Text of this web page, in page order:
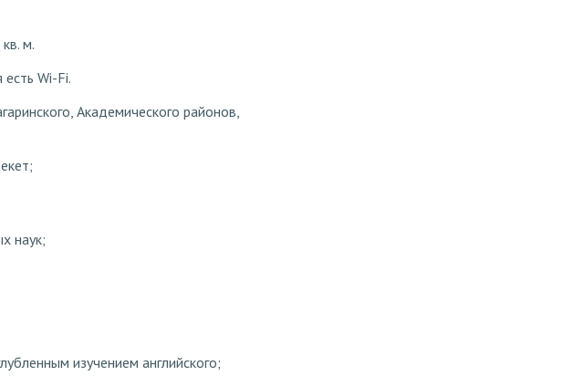
м.
Wi-Fi.
Академического районов,
наук;
изучением английского;